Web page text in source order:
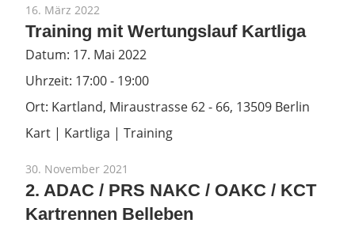
16. März 2022
Training mit Wertungslauf Kartliga
Datum: 17. Mai 2022
Uhrzeit: 17:00 - 19:00
Ort: Kartland, Miraustrasse 62 - 66, 13509 Berlin
Kart | Kartliga | Training
30. November 2021
2. ADAC / PRS NAKC / OAKC / KCT
Kartrennen Belleben